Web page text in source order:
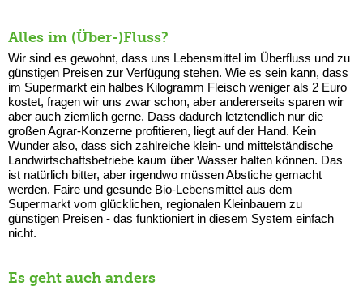
Alles im (Über-)Fluss?
Wir sind es gewohnt, dass uns Lebensmittel im Überfluss und zu
günstigen Preisen zur Verfügung stehen. Wie es sein kann, dass
im Supermarkt ein halbes Kilogramm Fleisch weniger als 2 Euro
kostet, fragen wir uns zwar schon, aber andererseits sparen wir
aber auch ziemlich gerne. Dass dadurch letztendlich nur die
großen Agrar-Konzerne profitieren, liegt auf der Hand. Kein
Wunder also, dass sich zahlreiche klein- und mittelständische
Landwirtschaftsbetriebe kaum über Wasser halten können. Das
ist natürlich bitter, aber irgendwo müssen Abstiche gemacht
werden. Faire und gesunde Bio-Lebensmittel aus dem
Supermarkt vom glücklichen, regionalen Kleinbauern zu
günstigen Preisen - das funktioniert in diesem System einfach
nicht.
Es geht auch anders